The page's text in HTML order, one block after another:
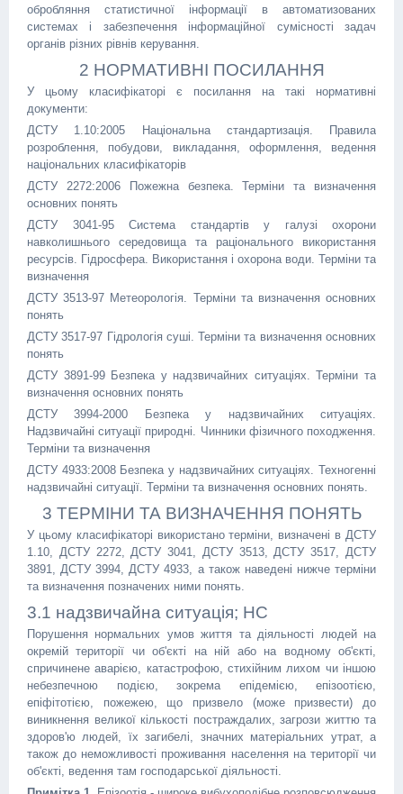
обробляння статистичної інформації в автоматизованих
системах і забезпечення інформаційної сумісності задач
органів різних рівнів керування.
2 НОРМАТИВНІ ПОСИЛАННЯ
У цьому класифікаторі є посилання на такі нормативні
документи:
ДСТУ 1.10:2005 Національна стандартизація. Правила
розроблення, побудови, викладання, оформлення, ведення
національних класифікаторів
ДСТУ 2272:2006 Пожежна безпека. Терміни та визначення
основних понять
ДСТУ 3041-95 Система стандартів у галузі охорони
навколишнього середовища та раціонального використання
ресурсів. Гідросфера. Використання і охорона води. Терміни та
визначення
ДСТУ 3513-97 Метеорологія. Терміни та визначення основних
понять
ДСТУ 3517-97 Гідрологія суші. Терміни та визначення основних
понять
ДСТУ 3891-99 Безпека у надзвичайних ситуаціях. Терміни та
визначення основних понять
ДСТУ 3994-2000 Безпека у надзвичайних ситуаціях.
Надзвичайні ситуації природні. Чинники фізичного походження.
Терміни та визначення
ДСТУ 4933:2008 Безпека у надзвичайних ситуаціях. Техногенні
надзвичайні ситуації. Терміни та визначення основних понять.
3 ТЕРМІНИ ТА ВИЗНАЧЕННЯ ПОНЯТЬ
У цьому класифікаторі використано терміни, визначені в ДСТУ
1.10, ДСТУ 2272, ДСТУ 3041, ДСТУ 3513, ДСТУ 3517, ДСТУ
3891, ДСТУ 3994, ДСТУ 4933, а також наведені нижче терміни
та визначення позначених ними понять.
3.1 надзвичайна ситуація; НС
Порушення нормальних умов життя та діяльності людей на
окремій території чи об'єкті на ній або на водному об'єкті,
спричинене аварією, катастрофою, стихійним лихом чи іншою
небезпечною подією, зокрема епідемією, епізоотією,
епіфітотією, пожежею, що призвело (може призвести) до
виникнення великої кількості постраждалих, загрози життю та
здоров'ю людей, їх загибелі, значних матеріальних утрат, а
також до неможливості проживання населення на території чи
об'єкті, ведення там господарської діяльності.